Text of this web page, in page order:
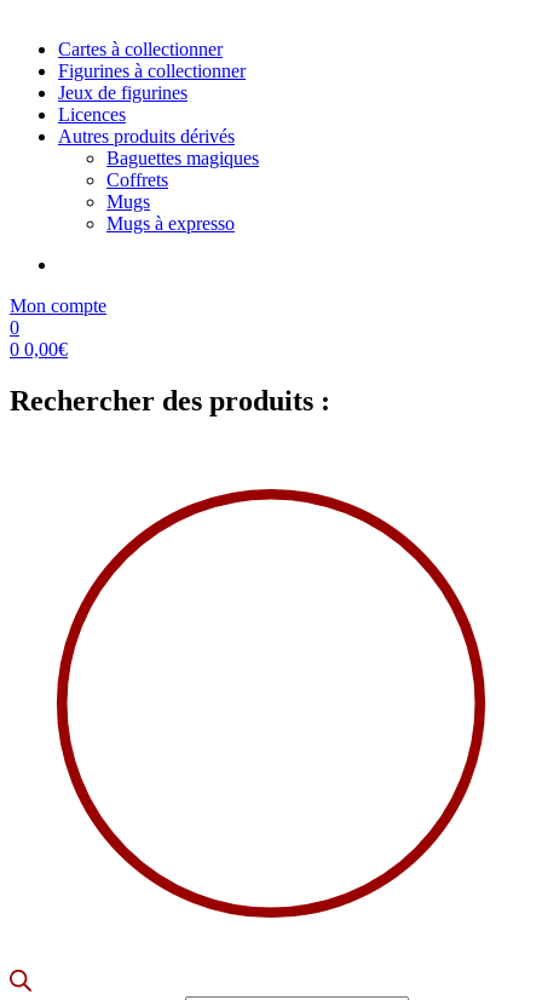
Cartes à collectionner
Figurines à collectionner
Jeux de figurines
Licences
Autres produits dérivés
Baguettes magiques
Coffrets
Mugs
Mugs à expresso
Mon compte
0
0 0,00€
Rechercher des produits :